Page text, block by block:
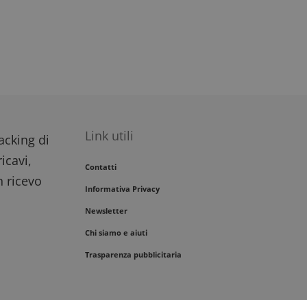
di
ricevo
Link utili
Contatti
Informativa Privacy
Newsletter
Chi siamo e aiuti
Trasparenza pubblicitaria